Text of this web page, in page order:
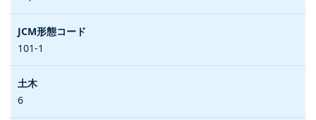
101-1
6